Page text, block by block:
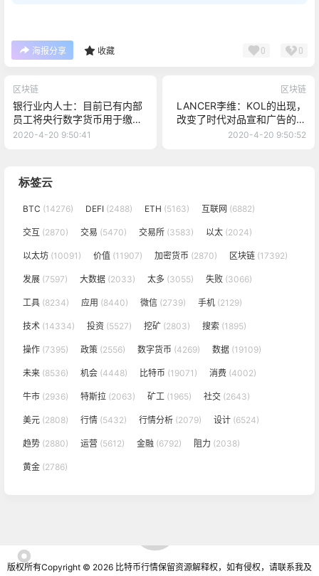
海报分享 收藏 0 0
区块链
银行业内人士：目前已有内部
员工将央行数字货币用于缴纳
党费
2020-4-20 9:50:41
区块链
LANCER李维：KOL的出现，
改变了时代对品宣和广告的定
义
2020-4-20 9:50:52
标签云
BTC (14276) DEFI (2488) ETH (5163) 互联网 (6882)
交互 (2870) 交易 (5470) 交易所 (3583) 以太 (2024)
以太坊 (10091) 价值 (11907) 加密货币 (2870) 区块链 (17392)
发展 (7597) 大数据 (2033) 太多 (3055) 失败 (3066)
工具 (8234) 应用 (8440) 微信 (2739) 手机 (2129)
技术 (14334) 投资 (5527) 挖矿 (2803) 搜索 (1895)
操作 (7395) 政策 (2556) 数字货币 (4269) 数据 (19109)
未来 (8536) 机会 (4448) 比特币 (19071) 消费 (4002)
牛市 (2936) 特斯拉 (2063) 矿工 (1965) 社交 (2643)
美元 (2808) 行情 (5432) 行情分析 (2079) 设计 (6524)
趋势 (2880) 运营 (5612) 金融 (6792) 阻力 (2038)
黄金 (2786)
版权所有Copyright © 2026 比特币行情保留资源解释权，如有侵权，请联系我及